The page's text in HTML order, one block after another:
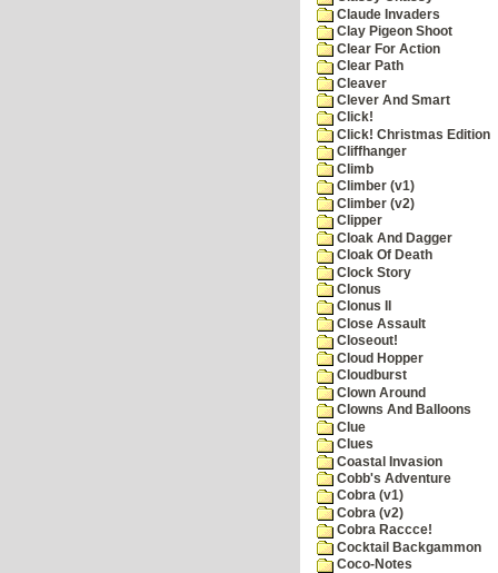
Claude Invaders
Clay Pigeon Shoot
Clear For Action
Clear Path
Cleaver
Clever And Smart
Click!
Click! Christmas Edition
Cliffhanger
Climb
Climber (v1)
Climber (v2)
Clipper
Cloak And Dagger
Cloak Of Death
Clock Story
Clonus
Clonus II
Close Assault
Closeout!
Cloud Hopper
Cloudburst
Clown Around
Clowns And Balloons
Clue
Clues
Coastal Invasion
Cobb's Adventure
Cobra (v1)
Cobra (v2)
Cobra Raccce!
Cocktail Backgammon
Coco-Notes